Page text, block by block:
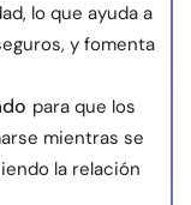
lo que ayuda a
y fomenta
para que los
mientras se
la relación